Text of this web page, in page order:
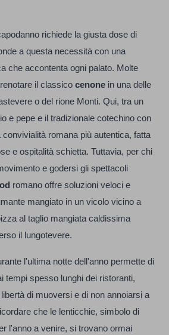
richiede la giusta dose di
a questa necessità con una
che accontenta ogni palato. Molte
il classico cenone in una delle
o del rione Monti. Qui, tra un
e pepe e il tradizionale cotechino con
convivialità romana più autentica, fatta
e ospitalità schietta. Tuttavia, per chi
e godersi gli spettacoli
romano offre soluzioni veloci e
mangiato in un vicolo vicino a
al taglio mangiata caldissima
il lungotevere.
l'ultima notte dell'anno permette di
tempi spesso lunghi dei ristoranti,
di muoversi e di non annoiarsi a
che le lenticchie, simbolo di
l'anno a venire, si trovano ormai